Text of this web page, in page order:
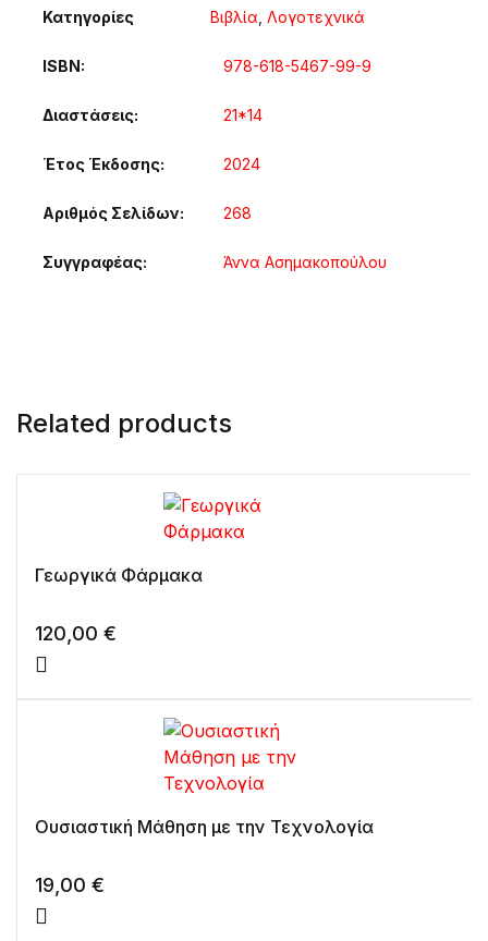
Κατηγορίες Βιβλία Λογοτεχνικά
ISBN 978-618-5467-99-9
Διαστάσεις 21*14
Έτος Έκδοσης 2024
Αριθμός Σελίδων 268
Συγγραφέας Άννα Ασημακοπούλου
Related products
Γεωργικά Φάρμακα
120,00 €
Ουσιαστική Μάθηση με την Τεχνολογία
19,00 €